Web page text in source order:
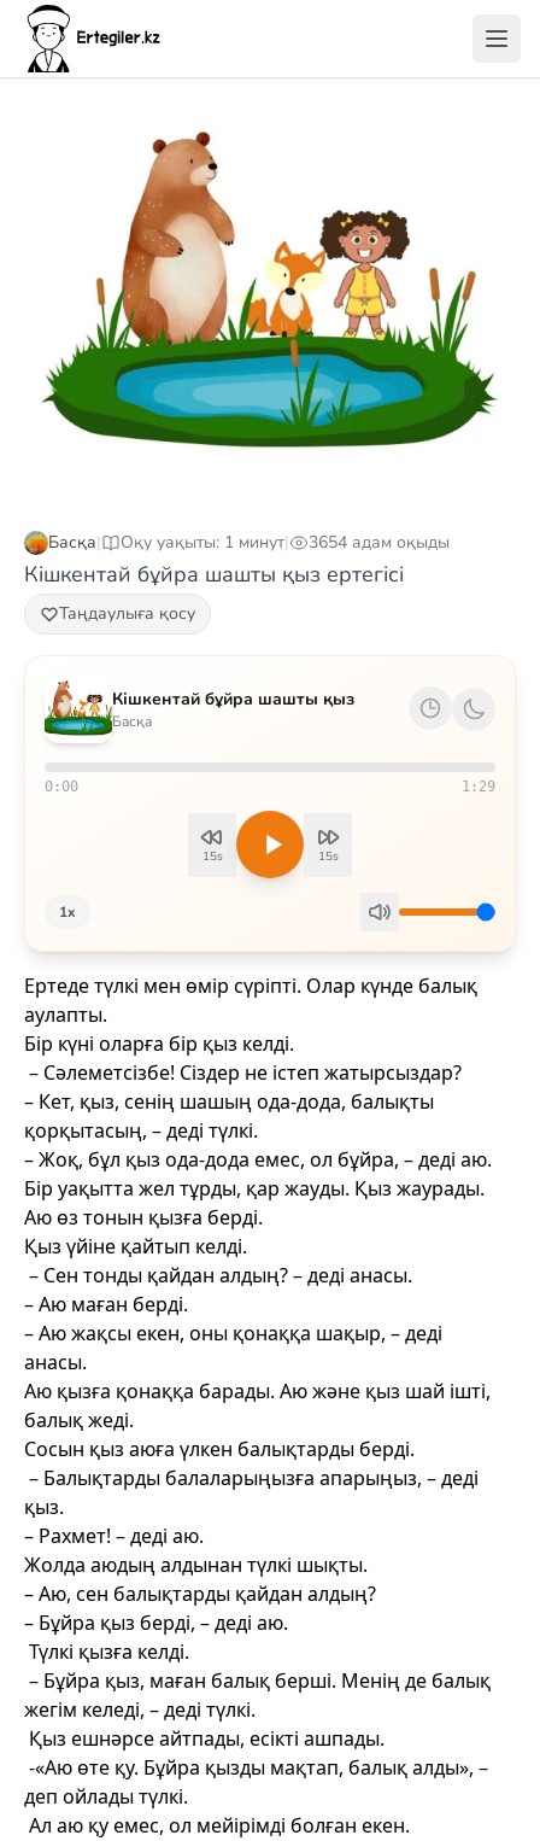
Басқа| Оқу уақыты: 1 минут| 3654 адам оқыды
Кішкентай бұйра шашты қыз ертегісі
Таңдаулыға қосу
Кішкентай бұйра шашты қыз
Басқа
0:00 1:29
15s 15s
1x
Ертеде түлкі мен өмір сүріпті. Олар күнде балық
аулапты.
Бір күні оларға бір қыз келді.
– Сәлеметсізбе! Cіздер не істеп жатырсыздар?
– Кет, қыз, сенің шашың ода-дода, балықты
қорқытасың, – деді түлкі.
– Жоқ, бұл қыз ода-дода емес, ол бұйра, – деді аю.
Бір уақытта жел тұрды, қар жауды. Қыз жаурады.
Аю өз тонын қызға берді.
Қыз үйіне қайтып келді.
– Сен тонды қайдан алдың? – деді анасы.
– Аю маған берді.
– Аю жақсы екен, оны қонаққа шақыр, – деді
анасы.
Аю қызға қонаққа барады. Аю және қыз шай iшті,
балық жеді.
Сосын қыз аюға үлкен балықтарды берді.
– Балықтарды балаларыңызға апарыңыз, – деді
қыз.
– Рахмет! – дедi аю.
Жолда аюдың алдынан түлкі шықты.
– Аю, сен балықтарды қайдан алдың?
– Бұйра қыз берді, – деді аю.
Түлкі қызға келді.
– Бұйра қыз, маған балық берші. Менің де балық
жегім келеді, – деді түлкі.
Қыз ешнәрсе айтпады, есікті ашпады.
-«Аю өте қу. Бұйра қызды мақтап, балық алды», –
деп ойлады түлкі.
Ал аю қу емес, ол мейірімді болған екен.